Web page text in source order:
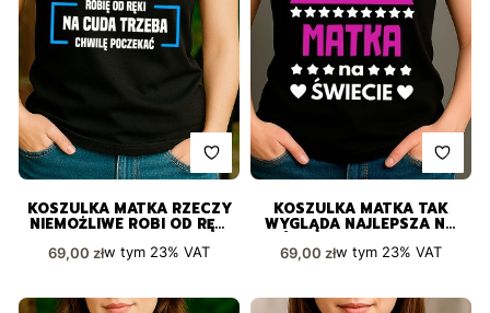
KOSZULKA MATKA RZECZY
NIEMOŻLIWE ROBI OD RĘKI
POCZEKAĆ
Cena brutto
69,00 złw tym 23%VAT
KOSZULKA MATKA TAK
WYGLĄDA NAJLEPSZA NA
PREZENT
Cena brutto
69,00 złw tym 23% VAT